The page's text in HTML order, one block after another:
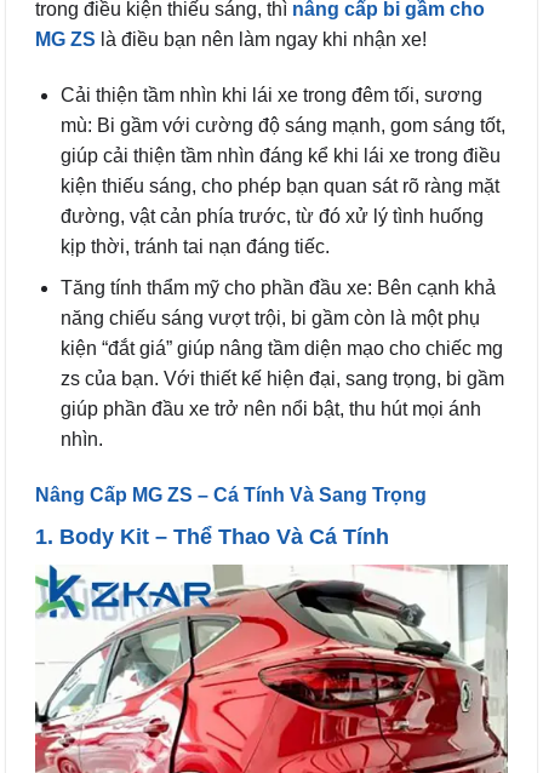
trong điều kiện thiếu sáng, thì nâng cấp bi gầm cho
MG ZS là điều bạn nên làm ngay khi nhận xe!
Cải thiện tầm nhìn khi lái xe trong đêm tối, sương
mù: Bi gầm với cường độ sáng mạnh, gom sáng tốt,
giúp cải thiện tầm nhìn đáng kể khi lái xe trong điều
kiện thiếu sáng, cho phép bạn quan sát rõ ràng mặt
đường, vật cản phía trước, từ đó xử lý tình huống
kịp thời, tránh tai nạn đáng tiếc.
Tăng tính thẩm mỹ cho phần đầu xe: Bên cạnh khả
năng chiếu sáng vượt trội, bi gầm còn là một phụ
kiện “đắt giá” giúp nâng tầm diện mạo cho chiếc mg
zs của bạn. Với thiết kế hiện đại, sang trọng, bi gầm
giúp phần đầu xe trở nên nổi bật, thu hút mọi ánh
nhìn.
Nâng Cấp MG ZS – Cá Tính Và Sang Trọng
1. Body Kit – Thể Thao Và Cá Tính